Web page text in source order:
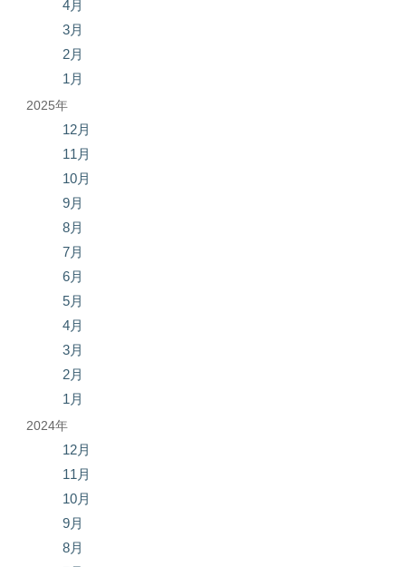
4月
3月
2月
1月
2025年
12月
11月
10月
9月
8月
7月
6月
5月
4月
3月
2月
1月
2024年
12月
11月
10月
9月
8月